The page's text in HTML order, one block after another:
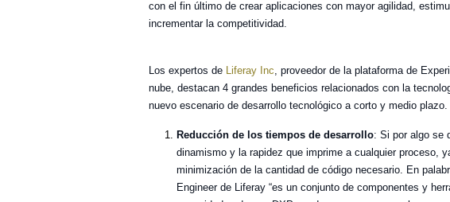
con el fin último de crear aplicaciones con mayor agilidad,
incrementar la competitividad.
Los expertos de Liferay Inc, proveedor de la plataforma de
nube, destacan 4 grandes beneficios relacionados con la
nuevo escenario de desarrollo tecnológico a corto y medio
Reducción de los tiempos de desarrollo: Si por algo se
dinamismo y la rapidez que imprime a cualquier proceso,
minimización de la cantidad de código necesario. En
Engineer de Liferay “es un conjunto de componentes y